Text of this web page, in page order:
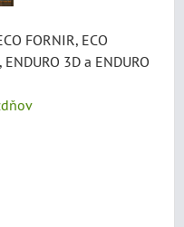
FORNIR, ECO
3D a ENDURO